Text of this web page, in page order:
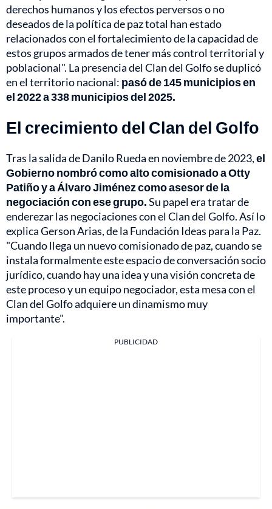
derechos humanos y los efectos perversos o no
deseados de la política de paz total han estado
relacionados con el fortalecimiento de la capacidad de
estos grupos armados de tener más control territorial y
poblacional". La presencia del Clan del Golfo se duplicó
en el territorio nacional: pasó de 145 municipios en
el 2022 a 338 municipios del 2025.
El crecimiento del Clan del Golfo
Tras la salida de Danilo Rueda en noviembre de 2023,el
Gobierno nombró como alto comisionado a Otty
Patiño y a Álvaro Jiménez como asesor de la
negociación con ese grupo.Su papel era tratar de
enderezar las negociaciones con el Clan del Golfo. Así lo
explica Gerson Arias, de la Fundación Ideas para la Paz.
"Cuando llega un nuevo comisionado de paz, cuando se
instala formalmente este espacio de conversación socio
jurídico, cuando hay una idea y una visión concreta de
este proceso y un equipo negociador, esta mesa con el
Clan del Golfo adquiere un dinamismo muy
importante".
PUBLICIDAD